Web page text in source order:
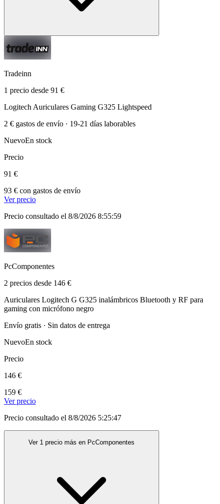
Tradeinn
1 precio desde 91 €
Logitech Auriculares Gaming G325 Lightspeed
2 € gastos de envío · 19-21 días laborables
NuevoEn stock
Precio
91 €
93 € con gastos de envío
Ver precio
Precio consultado el 8/8/2026 8:55:59
PcComponentes
2 precios desde 146 €
Auriculares Logitech G G325 inalámbricos Bluetooth y RF para
gaming con micrófono negro
Envío gratis · Sin datos de entrega
NuevoEn stock
Precio
146 €
159 €
Ver precio
Precio consultado el 8/8/2026 5:25:47
Ver 1 precio más en PcComponentes